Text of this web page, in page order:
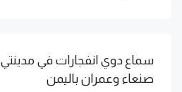
سماع دوي انفجارات في مدينتي
صنعاء وعمران باليمن